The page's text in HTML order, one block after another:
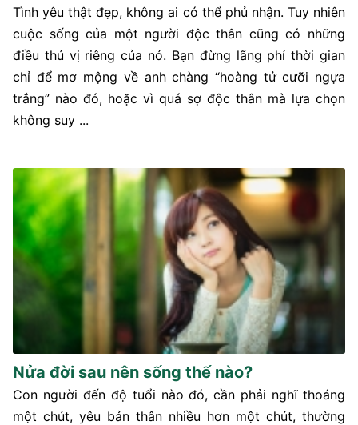
Tình yêu thật đẹp, không ai có thể phủ nhận. Tuy nhiên
cuộc sống của một người độc thân cũng có những
điều thú vị riêng của nó. Bạn đừng lãng phí thời gian
chỉ để mơ mộng về anh chàng “hoàng tử cưỡi ngựa
trắng” nào đó, hoặc vì quá sợ độc thân mà lựa chọn
không suy ...
Nửa đời sau nên sống thế nào?
Con người đến độ tuổi nào đó, cần phải nghĩ thoáng
một chút, yêu bản thân nhiều hơn một chút, thường